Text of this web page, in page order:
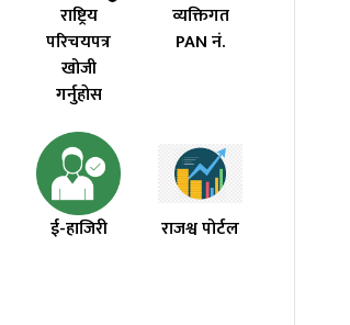
राष्ट्रिय
परिचयपत्र
खोजी
गर्नुहाेस
व्यक्तिगत
PAN नं.
ई-हाजिरी राजश्व पोर्टल